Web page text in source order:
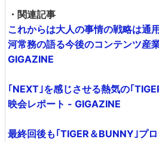
・関連記事
これからは大人の事情の戦略は通
河常務の語る今後のコンテンツ産
GIGAZINE
｢NEXT｣を感じさせる熱気の｢
映会レポート - GIGAZINE
最終回後も｢TIGER＆BUNNY｣プロ